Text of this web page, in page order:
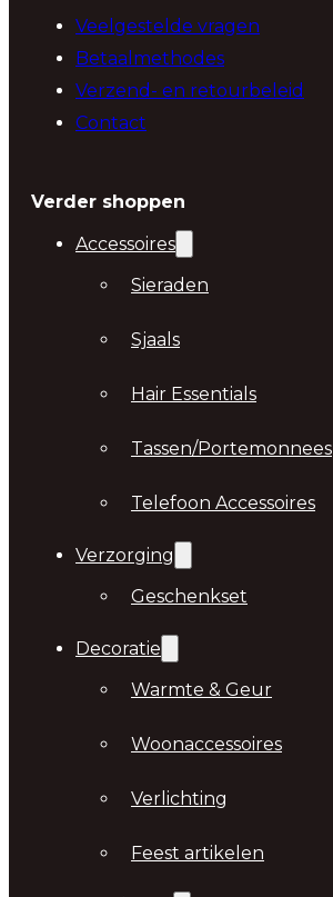
Veelgestelde vragen
Betaalmethodes
Verzend- en retourbeleid
Contact
Verder shoppen
Accessoires
Sieraden
Sjaals
Hair Essentials
Tassen/Portemonnees
Telefoon Accessoires
Verzorging
Geschenkset
Decoratie
Warmte & Geur
Woonaccessoires
Verlichting
Feest artikelen